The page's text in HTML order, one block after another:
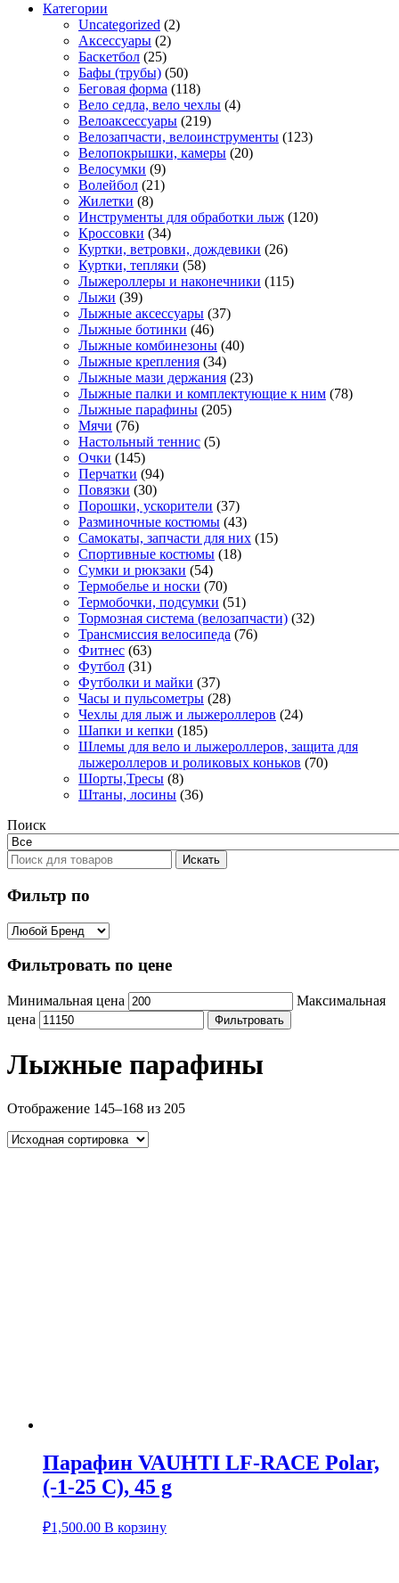
Категории
Uncategorized (2)
Аксессуары (2)
Баскетбол (25)
Бафы (трубы) (50)
Беговая форма (118)
Вело седла, вело чехлы (4)
Велоаксессуары (219)
Велозапчасти, велоинструменты (123)
Велопокрышки, камеры (20)
Велосумки (9)
Волейбол (21)
Жилетки (8)
Инструменты для обработки лыж (120)
Кроссовки (34)
Куртки, ветровки, дождевики (26)
Куртки, тепляки (58)
Лыжероллеры и наконечники (115)
Лыжи (39)
Лыжные аксессуары (37)
Лыжные ботинки (46)
Лыжные комбинезоны (40)
Лыжные крепления (34)
Лыжные мази держания (23)
Лыжные палки и комплектующие к ним (78)
Лыжные парафины (205)
Мячи (76)
Настольный теннис (5)
Очки (145)
Перчатки (94)
Повязки (30)
Порошки, ускорители (37)
Разминочные костюмы (43)
Самокаты, запчасти для них (15)
Спортивные костюмы (18)
Сумки и рюкзаки (54)
Термобелье и носки (70)
Термобочки, подсумки (51)
Тормозная система (велозапчасти) (32)
Трансмиссия велосипеда (76)
Фитнес (63)
Футбол (31)
Футболки и майки (37)
Часы и пульсометры (28)
Чехлы для лыж и лыжероллеров (24)
Шапки и кепки (185)
Шлемы для вело и лыжероллеров, защита для
лыжероллеров и роликовых коньков (70)
Шорты,Тресы (8)
Штаны, лосины (36)
Поиск
Искать
Фильтр по
Фильтровать по цене
Минимальная цена
Максимальная
цена
Фильтровать
Лыжные парафины
Отображение 145–168 из 205
Парафин VAUHTI LF-RACE Polar,
(-1-25 C), 45 g
₽1,500.00 В корзину